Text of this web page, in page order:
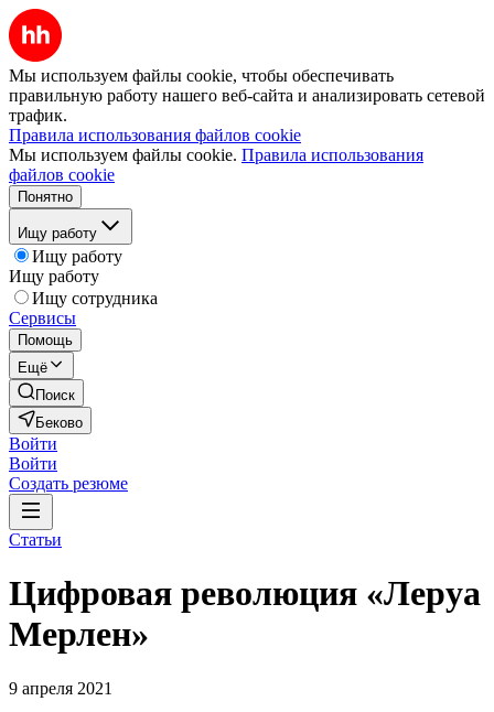
Мы используем файлы cookie, чтобы обеспечивать
правильную работу нашего веб-сайта и анализировать сетевой
трафик.
Правила использования файлов cookie
Мы используем файлы cookie. Правила использования
файлов cookie
Понятно
Ищу работу
Ищу работу
Ищу работу
Ищу сотрудника
Сервисы
Помощь
Ещё
Поиск
Беково
Войти
Войти
Создать резюме
Статьи
Цифровая революция «Леруа
Мерлен»
9 апреля 2021